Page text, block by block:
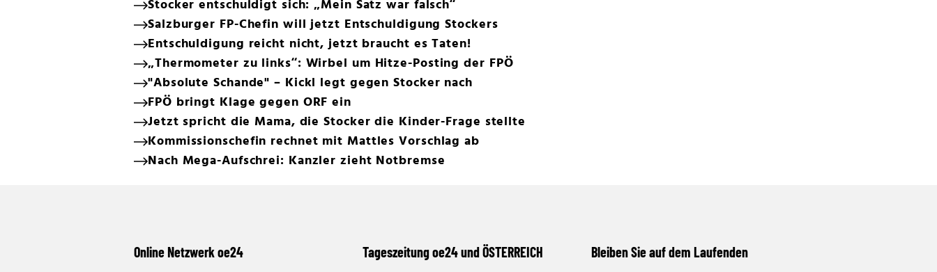
Stocker entschuldigt sich: „Mein Satz war falsch“
Salzburger FP-Chefin will jetzt Entschuldigung Stockers
Entschuldigung reicht nicht, jetzt braucht es Taten!
„Thermometer zu links“: Wirbel um Hitze-Posting der FPÖ
"Absolute Schande" – Kickl legt gegen Stocker nach
FPÖ bringt Klage gegen ORF ein
Jetzt spricht die Mama, die Stocker die Kinder-Frage stellte
Kommissionschefin rechnet mit Mattles Vorschlag ab
Nach Mega-Aufschrei: Kanzler zieht Notbremse
Online Netzwerk oe24 Tageszeitung oe24 und ÖSTERREICH Bleiben Sie auf dem Laufenden